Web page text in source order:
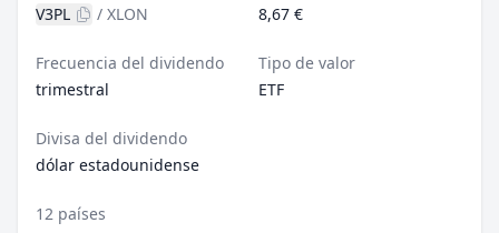
V3PL
/ XLON
8,67 €
Frecuencia del dividendo
trimestral
Tipo de valor
ETF
Divisa del dividendo
dólar estadounidense
12 países